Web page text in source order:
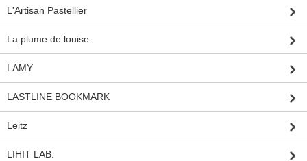
L'Artisan Pastellier
La plume de louise
LAMY
LASTLINE BOOKMARK
Leitz
LIHIT LAB.